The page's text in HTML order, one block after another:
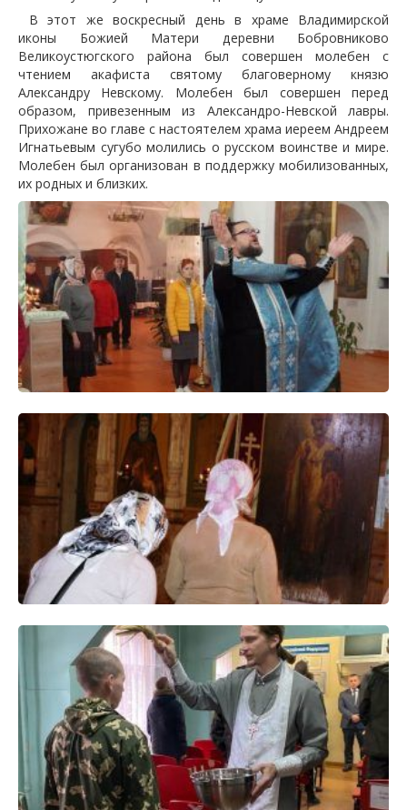
В этот же воскресный день в храме Владимирской
иконы Божией Матери деревни Бобровниково
Великоустюгского района был совершен молебен с
чтением акафиста святому благоверному князю
Александру Невскому. Молебен был совершен перед
образом, привезенным из Александро-Невской лавры.
Прихожане во главе с настоятелем храма иереем Андреем
Игнатьевым сугубо молились о русском воинстве и мире.
Молебен был организован в поддержку мобилизованных,
их родных и близких.